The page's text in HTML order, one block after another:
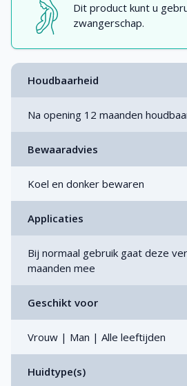
Dit product kunt u
zwangerschap.
Houdbaarheid
Na opening 12 maanden
Bewaaradvies
Koel en donker bewaren
Applicaties
Bij normaal gebruik gaat deze
maanden mee
Geschikt voor
Vrouw | Man | Alle leeftijden
Huidtype(s)